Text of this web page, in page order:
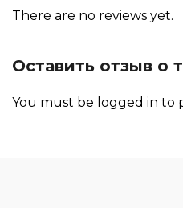
There are no reviews yet.
Оставить отзыв о
You must be logged in to